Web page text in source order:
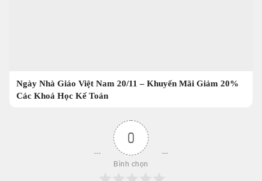
Ngày Nhà Giáo Việt Nam 20/11 – Khuyến Mãi Giảm 20%
Các Khoá Học Kế Toán
0
Bình chọn